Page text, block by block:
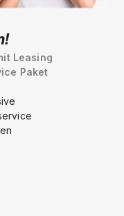
Leasing
Paket